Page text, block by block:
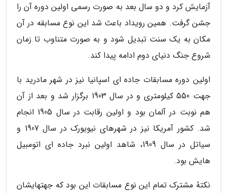
آزمایش کرد و دو سال بعد به صورت رسمی اولین دوره آن را
جشن گرفت. همین رویداد باعث شد این نوع مسابقه در آن
مکان به یک سنت تبدیل شود و به صورت متناوب تا زمان
شروع جنگ دنیای دوم ادامه پیدا کند.
اولین دوره مسابقات جاده ای اسپانیا نیز در شهر مادرید با
جهت 550 کیلومتری و در سال 1903 برگزار شد و بعد از آن
هم نوبت در آلمان بود و اولین رقابت در سال 1905 انجام
شد. کشور آمریکا نیز در شهرهای نیویورک در سال 1907 و
سیاتل در سال 1909، شاهد اولین نبرد جاده ای اتومبیل
هایش بود.
نکتهٔ مشترک تمام این نوع مسابقات این بود که جهتهایشان